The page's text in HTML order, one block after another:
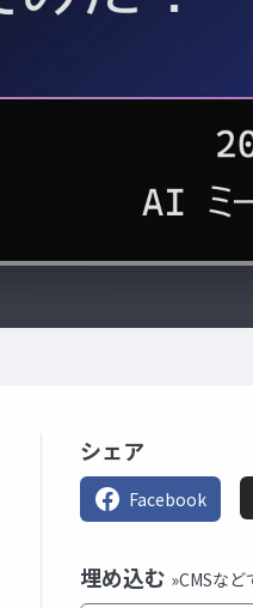
シェア
Facebook
埋め込む »CMSな